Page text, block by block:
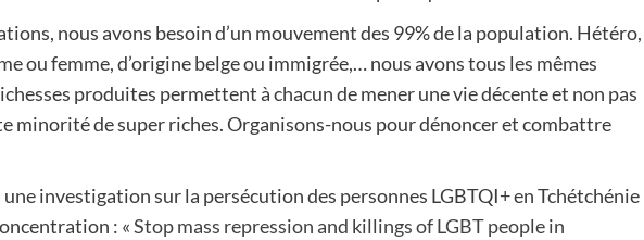
nous avons besoin d’un mouvement des 99% de la population. Hétéro,
ou femme, d’origine belge ou immigrée,… nous avons tous les mêmes
produites permettent à chacun de mener une vie décente et non pas
minorité de super riches. Organisons-nous pour dénoncer et combattre
investigation sur la persécution des personnes LGBTQI+ en Tchétchénie
: «Stop mass repression and killings of LGBT people in